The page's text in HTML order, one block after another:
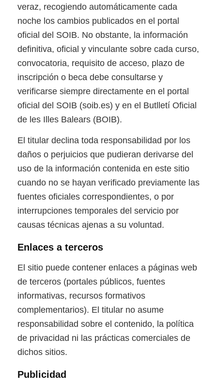
veraz, recogiendo automáticamente cada
noche los cambios publicados en el portal
oficial del SOIB. No obstante, la información
definitiva, oficial y vinculante sobre cada curso,
convocatoria, requisito de acceso, plazo de
inscripción o beca debe consultarse y
verificarse siempre directamente en el portal
oficial del SOIB (soib.es) y en el Butlletí Oficial
de les Illes Balears (BOIB).
El titular declina toda responsabilidad por los
daños o perjuicios que pudieran derivarse del
uso de la información contenida en este sitio
cuando no se hayan verificado previamente las
fuentes oficiales correspondientes, o por
interrupciones temporales del servicio por
causas técnicas ajenas a su voluntad.
Enlaces a terceros
El sitio puede contener enlaces a páginas web
de terceros (portales públicos, fuentes
informativas, recursos formativos
complementarios). El titular no asume
responsabilidad sobre el contenido, la política
de privacidad ni las prácticas comerciales de
dichos sitios.
Publicidad